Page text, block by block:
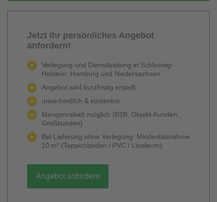
Jetzt Ihr persönliches Angebot
anfordern!
Verlegung und Dienstleistung in Schleswig-
Holstein, Hamburg und Niedersachsen
Angebot wird kurzfristig erstellt
unverbindlich & kostenlos
Mengenrabatt möglich (B2B, Objekt-Kunden,
Großkunden)
Bei Lieferung ohne Verlegung: Mindestabnahme
10 m² (Teppichboden / PVC / Linoleum)
Angebot anfordern